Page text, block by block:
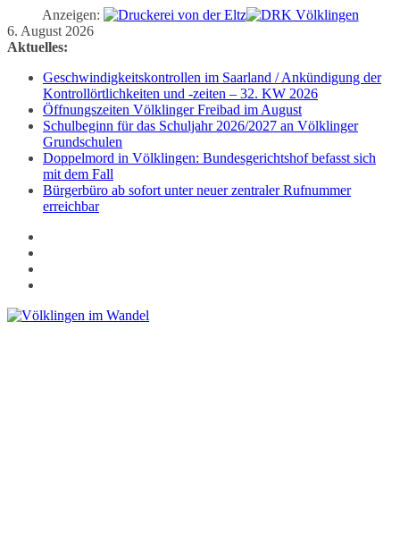
Anzeigen:
Zum
Inhalt
6. August 2026
Aktuelles:
Geschwindigkeitskontrollen im Saarland / Ankündigung der
Kontrollörtlichkeiten und -zeiten – 32. KW 2026
Öffnungszeiten Völklinger Freibad im August
Schulbeginn für das Schuljahr 2026/2027 an Völklinger
Grundschulen
Doppelmord in Völklingen: Bundesgerichtshof befasst sich
mit dem Fall
Bürgerbüro ab sofort unter neuer zentraler Rufnummer
erreichbar